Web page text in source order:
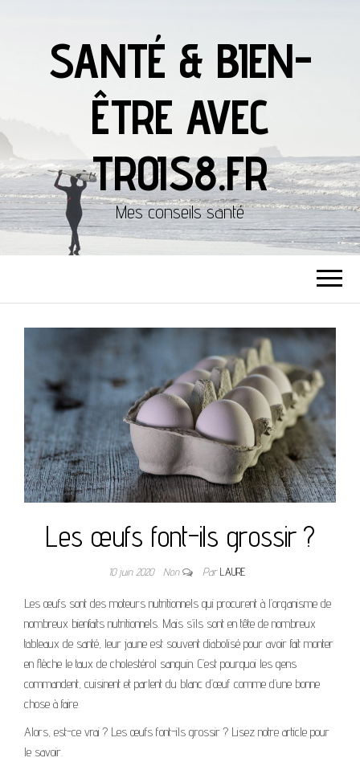
SANTÉ & BIEN-
ÊTRE AVEC
TROIS8.FR
Mes conseils santé
Les œufs font-ils grossir ?
10 juin 2020 Non ParLAURE
Les œufs sont des moteurs nutritionnels qui procurent à l’organisme de
nombreux bienfaits nutritionnels. Mais s’ils sont en tête de nombreux
tableaux de santé, leur jaune est souvent diabolisé pour avoir fait monter
en flèche le taux de cholestérol sanguin. C’est pourquoi les gens
commandent, cuisinent et parlent du blanc d’œuf comme d’une bonne
chose à faire.
Alors, est-ce vrai ? Les œufs font-ils grossir ? Lisez notre article pour
le savoir.